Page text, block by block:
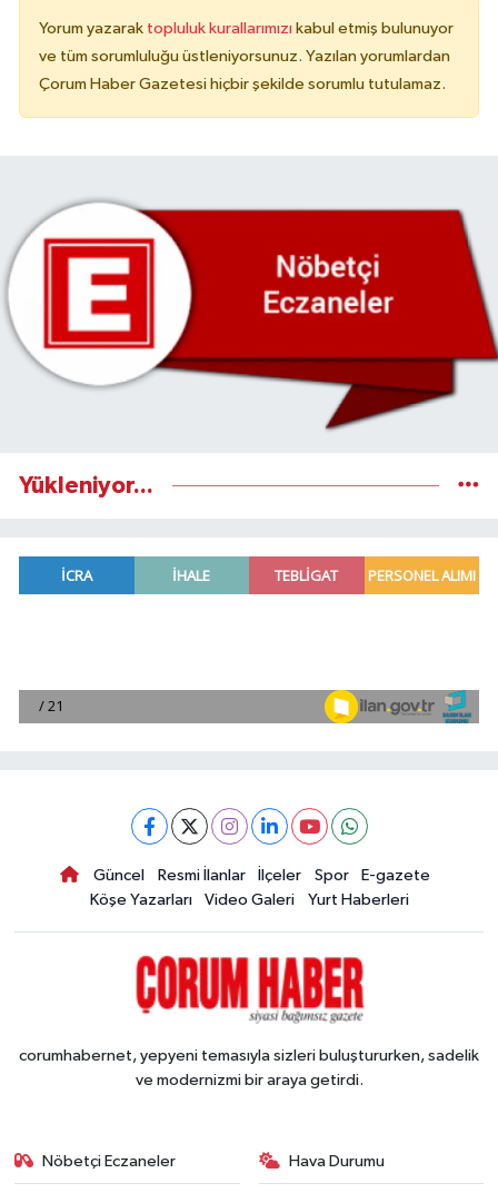
Yorum yazarak topluluk kurallarımızı kabul etmiş bulunuyor
ve tüm sorumluluğu üstleniyorsunuz. Yazılan yorumlardan
Çorum Haber Gazetesi hiçbir şekilde sorumlu tutulamaz.
Yükleniyor...
Güncel Resmi İlanlar İlçeler Spor
E-gazete
Köşe Yazarları
Video Galeri Yurt Haberleri
corumhabernet, yepyeni temasıyla sizleri buluştururken, sadelik
ve modernizmi bir araya getirdi.
Nöbetçi Eczaneler Hava Durumu